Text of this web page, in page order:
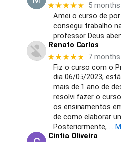
★★★★★ 5
Amei o curso de
consegui trabalho
professor Deus
Renato Carlos
★★★★★ 7
Fiz o curso com o
dia 06/05/2023,
mais de 1 ano de
resolvi fazer o
os ensinamentos
de como elaborar
Posteriormente,
…
Cintia Oliveira